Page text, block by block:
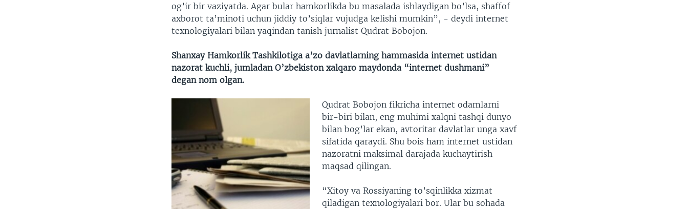
og’ir bir vaziyatda. Agar bular hamkorlikda bu masalada ishlaydigan bo’lsa, shaffof
axborot ta’minoti uchun jiddiy to’siqlar vujudga kelishi mumkin”, - deydi internet
texnologiyalari bilan yaqindan tanish jurnalist Qudrat Bobojon.
Shanxay Hamkorlik Tashkilotiga a’zo davlatlarning hammasida internet ustidan
nazorat kuchli, jumladan O’zbekiston xalqaro maydonda “internet dushmani”
degan nom olgan.
Qudrat Bobojon fikricha internet odamlarni
bir-biri bilan, eng muhimi xalqni tashqi dunyo
bilan bog’lar ekan, avtoritar davlatlar unga xavf
sifatida qaraydi. Shu bois ham internet ustidan
nazoratni maksimal darajada kuchaytirish
maqsad qilingan.
“Xitoy va Rossiyaning to’sqinlikka xizmat
qiladigan texnologiyalari bor. Ular bu sohada